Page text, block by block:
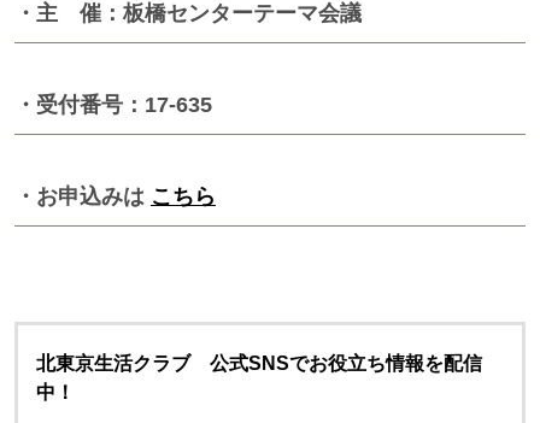
・主 催：板橋センターテーマ会議
・受付番号：17-635
・お申込みは こちら
北東京生活クラブ 公式SNSでお役立ち情報を配信
中！